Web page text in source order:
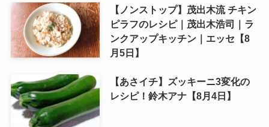
【ノンストップ】茂出木流 チキン
ピラフのレシピ｜茂出木浩司｜ラ
ンクアップキッチン｜エッセ【8
月5日】
【あさイチ】ズッキーニ3変化の
レシピ！鈴木アナ【8月4日】